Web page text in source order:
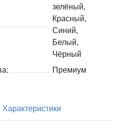
зелёный,
Красный,
Синий,
Белый,
Чёрный
Премиум
Характеристики